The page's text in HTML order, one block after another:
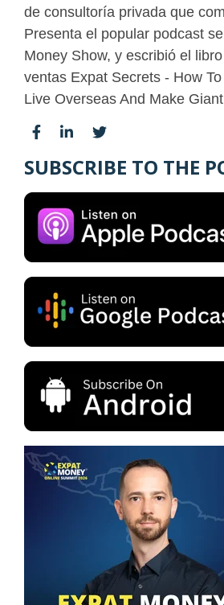
de consultoría privada que
Presenta el popular podcast
Money Show, y escribió el
ventas Expat Secrets - How
Live Overseas And Make
SUBSCRIBE TO THE